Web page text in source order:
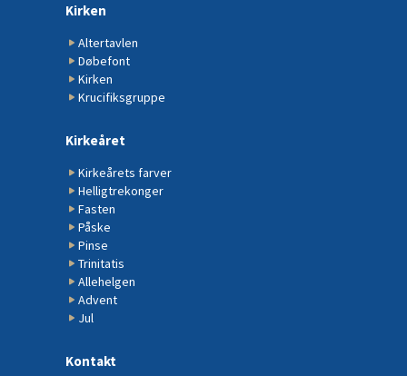
Kirken
Altertavlen
Døbefont
Kirken
Krucifiksgruppe
Kirkeåret
Kirkeårets farver
Helligtrekonger
Fasten
Påske
Pinse
Trinitatis
Allehelgen
Advent
Jul
Kontakt